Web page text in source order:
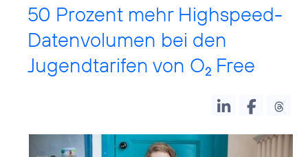
50 Prozent mehr Highspeed-
Datenvolumen bei den
Jugendtarifen von O2 Free